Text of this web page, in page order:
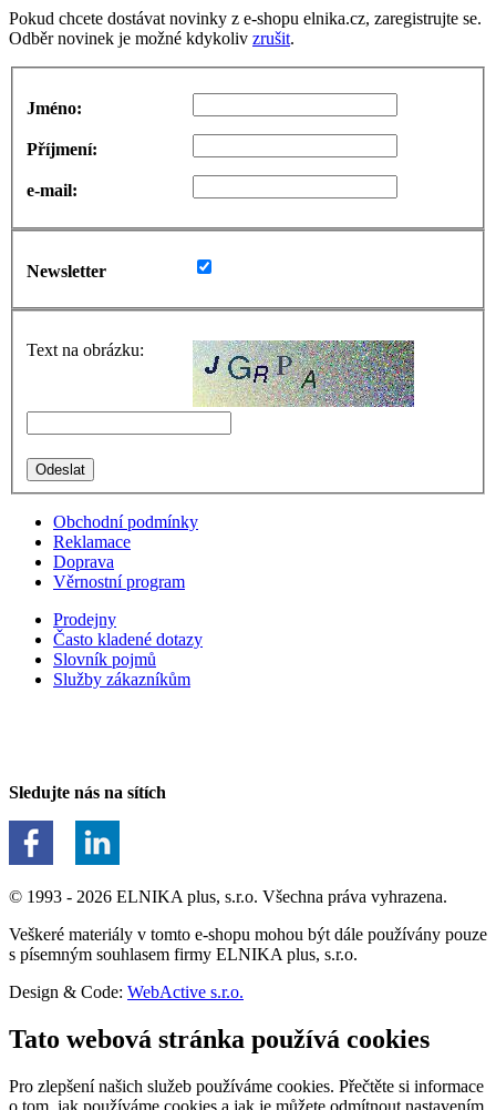
Pokud chcete dostávat novinky z e-shopu elnika.cz, zaregistrujte se.
Odběr novinek je možné kdykoliv zrušit.
Jméno:
Příjmení:
e-mail:
Newsletter
Text na obrázku:
Obchodní podmínky
Reklamace
Doprava
Věrnostní program
Prodejny
Často kladené dotazy
Slovník pojmů
Služby zákazníkům
Sledujte nás na sítích
© 1993 - 2026 ELNIKA plus, s.r.o. Všechna práva vyhrazena.
Veškeré materiály v tomto e-shopu mohou být dále používány pouze
s písemným souhlasem firmy ELNIKA plus, s.r.o.
Design & Code: WebActive s.r.o.
Tato webová stránka používá cookies
Pro zlepšení našich služeb používáme cookies. Přečtěte si informace
o tom, jak používáme cookies a jak je můžete odmítnout nastavením